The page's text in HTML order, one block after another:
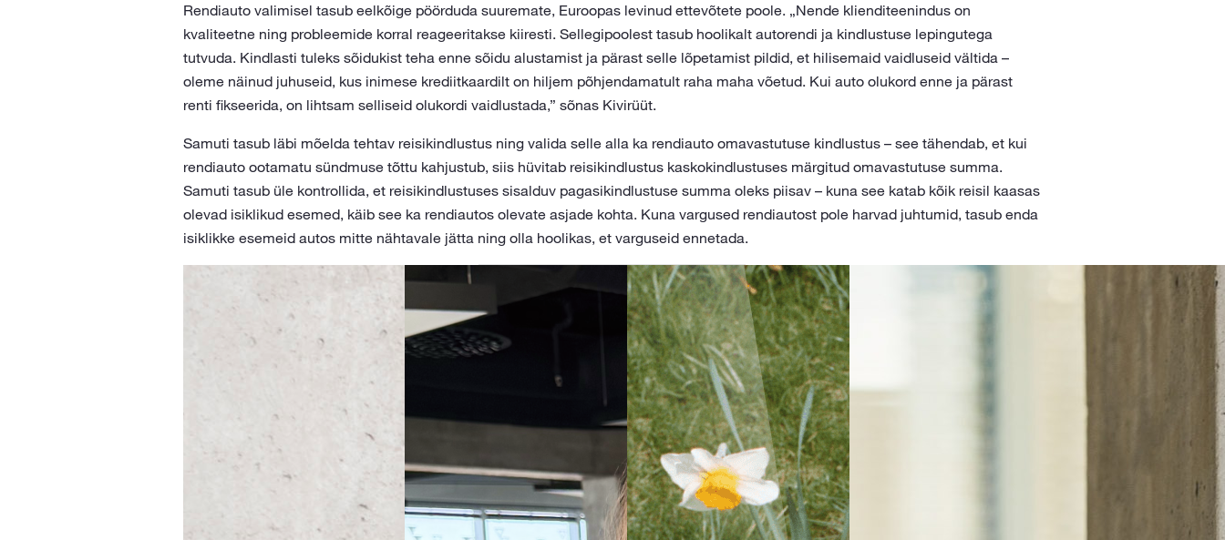
Rendiauto valimisel tasub eelkõige pöörduda suuremate, Euroopas levinud ettevõtete poole. „Nende klienditeenindus on
kvaliteetne ning probleemide korral reageeritakse kiiresti. Sellegipoolest tasub hoolikalt autorendi ja kindlustuse lepingutega
tutvuda. Kindlasti tuleks sõidukist teha enne sõidu alustamist ja pärast selle lõpetamist pildid, et hilisemaid vaidluseid vältida –
oleme näinud juhuseid, kus inimese krediitkaardilt on hiljem põhjendamatult raha maha võetud. Kui auto olukord enne ja pärast
renti fikseerida, on lihtsam selliseid olukordi vaidlustada,” sõnas Kivirüüt.
Samuti tasub läbi mõelda tehtav reisikindlustus ning valida selle alla ka rendiauto omavastutuse kindlustus – see tähendab, et kui
rendiauto ootamatu sündmuse tõttu kahjustub, siis hüvitab reisikindlustus kaskokindlustuses märgitud omavastutuse summa.
Samuti tasub üle kontrollida, et reisikindlustuses sisalduv pagasikindlustuse summa oleks piisav – kuna see katab kõik reisil kaasas
olevad isiklikud esemed, käib see ka rendiautos olevate asjade kohta. Kuna vargused rendiautost pole harvad juhtumid, tasub enda
isiklikke esemeid autos mitte nähtavale jätta ning olla hoolikas, et varguseid ennetada.